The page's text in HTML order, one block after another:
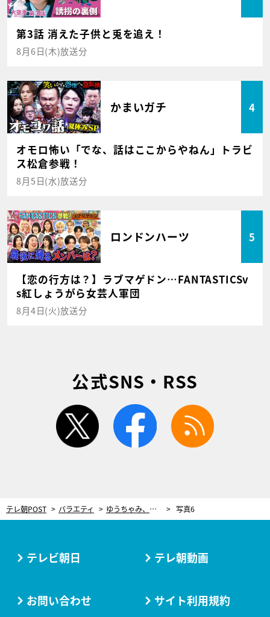
第3話 消えた子供と兎を追え！
8月6日(木)放送分
かまいガチ 4
オモロ怖い「でな、話はここからやねん」トラビ
ス松倉参戦！
8月5日(水)放送分
ロンドンハーツ 5
【恋の行方は？】ラブマゲドン…FANTASTICSv
s紅しょうがら女芸人軍団
8月4日(火)放送分
公式SNS・RSS
twitter facebook
テレ朝POST バラエティ ゆうちゃみ、親には性事情まで全て報告「どういう体位かも全部言います」 写真6
テレビ朝日 テレ朝動画
お問い合わせ サイト利用規約